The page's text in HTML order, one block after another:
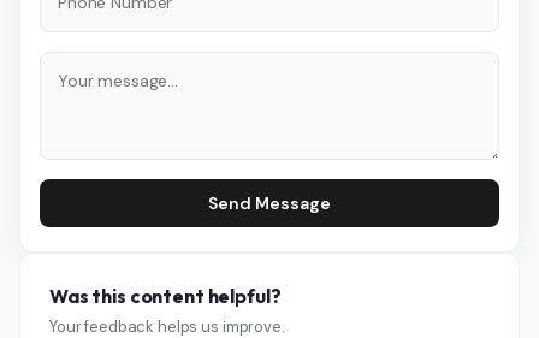
Send Message
Was this content helpful?
Your feedback helps us improve.